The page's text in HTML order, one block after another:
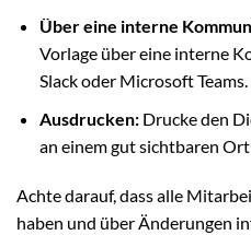
Über eine interne
Vorlage über eine interne
Slack oder Microsoft Teams.
Ausdrucken:Drucke den
an einem gut sichtbaren Ort
Achte darauf, dass alle
haben und über Änderungen